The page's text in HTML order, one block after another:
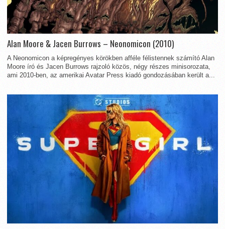
Alan Moore & Jacen Burrows – Neonomicon (2010)
A Neonomicon a képregényes körökben afféle félistennek számító Alan
Moore író és Jacen Burrows rajzoló közös, négy részes minisorozata,
ami 2010-ben, az amerikai Avatar Press kiadó gondozásában került a...